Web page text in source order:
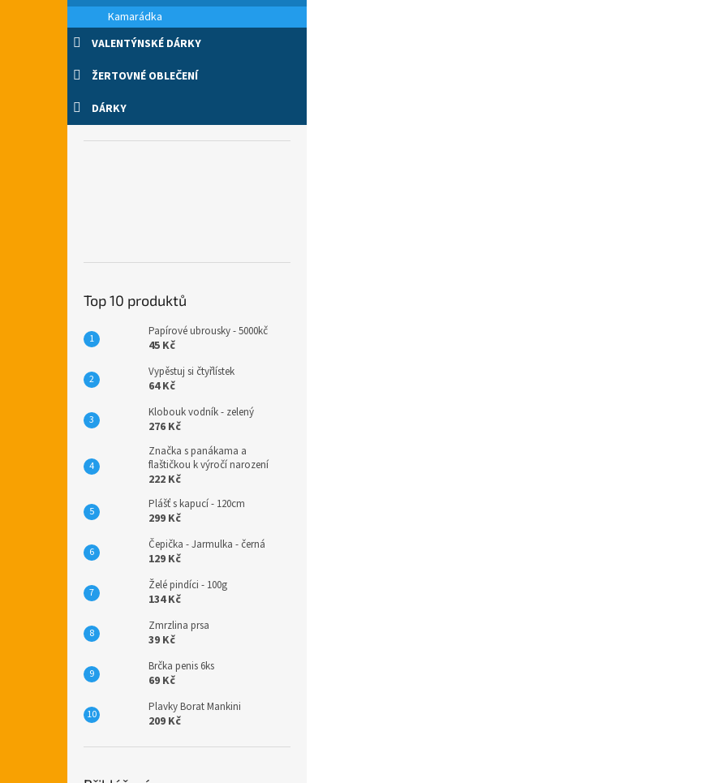
Kamarádka
VALENTÝNSKÉ DÁRKY
ŽERTOVNÉ OBLEČENÍ
DÁRKY
Top 10 produktů
Papírové ubrousky - 5000kč
45 Kč
Vypěstuj si čtyřlístek
64 Kč
Klobouk vodník - zelený
276 Kč
Značka s panákama a
flaštičkou k výročí narození
222 Kč
Plášť s kapucí - 120cm
299 Kč
Čepička - Jarmulka - černá
129 Kč
Želé pindíci - 100g
134 Kč
Zmrzlina prsa
39 Kč
Brčka penis 6ks
69 Kč
Plavky Borat Mankini
209 Kč